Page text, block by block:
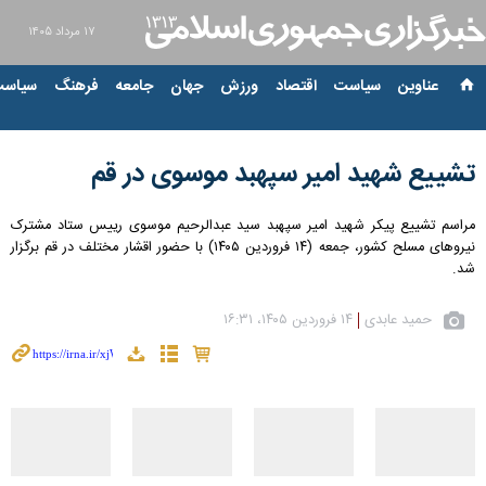
۱۷ مرداد ۱۴۰۵
عناوین‌ سیاست اقتصاد ورزش جهان جامعه فرهنگ
تشییع شهید امیر سپهبد موسوی در قم
مراسم تشییع پیکر شهید امیر سپهبد سید عبدالرحیم موسوی رییس ستاد مشترک
نیروهای مسلح کشور، جمعه (۱۴ فروردین ۱۴۰۵) با حضور اقشار مختلف در قم برگزار
شد.
حمید عابدی ۱۴ فروردین ۱۴۰۵، ۱۶:۳۱